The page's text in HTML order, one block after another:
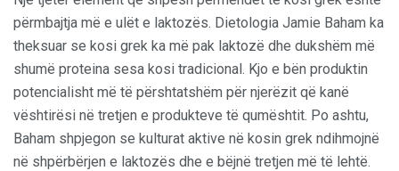
përmbajtja më e ulët e laktozës. Dietologia Jamie Baham ka
theksuar se kosi grek ka më pak laktozë dhe dukshëm më
shumë proteina sesa kosi tradicional. Kjo e bën produktin
potencialisht më të përshtatshëm për njerëzit që kanë
vështirësi në tretjen e produkteve të qumështit. Po ashtu,
Baham shpjegon se kulturat aktive në kosin grek ndihmojnë
në shpërbërjen e laktozës dhe e bëjnë tretjen më të lehtë.